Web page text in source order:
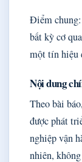
Điểm chung:
bất kỳ cơ
một tín hiệu
Nội dung
Theo bài
được phát
nghiệp vận
nhiên,